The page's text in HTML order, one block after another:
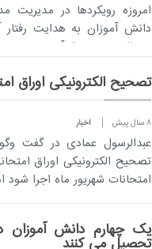
امروزه رویکردها در مدیریت
دانش آموزان به هدایت
مدنظر و مهم تر از آن، بهبود
تصحیح الکترونیکی اوراق
8 سال پیش اخبار
عبدالرسول عمادی در گفت
تصحیح الکترونیکی اوراق
امتحانات شهریور ماه اجرا
یک چهارم دانش آموزان
تحصیل می کنند